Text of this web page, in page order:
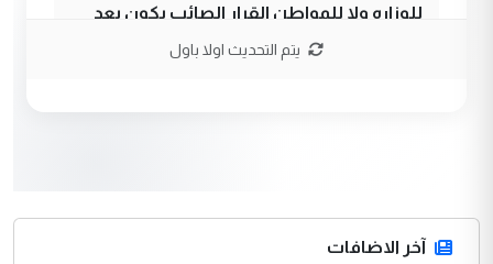
للوزاره ولا للمواطن القرار الصائب يكون بعد
جنسية الرافد الثالث للعراق ومن اصول عريقة
ابا فرات ...
يتم التحديث اولا باول
آخر الاضافات